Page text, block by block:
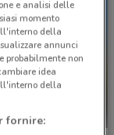
e analisi delle
momento
della
annunci
probabilmente non
idea
della
fornire: